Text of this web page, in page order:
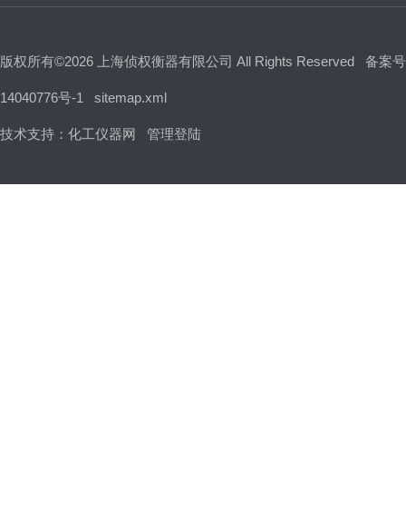
版权所有©2026 上海侦权衡器有限公司 All Rights Reserved 备案
14040776号-1 sitemap.xml
技术支持： 化工仪器网 管理登陆